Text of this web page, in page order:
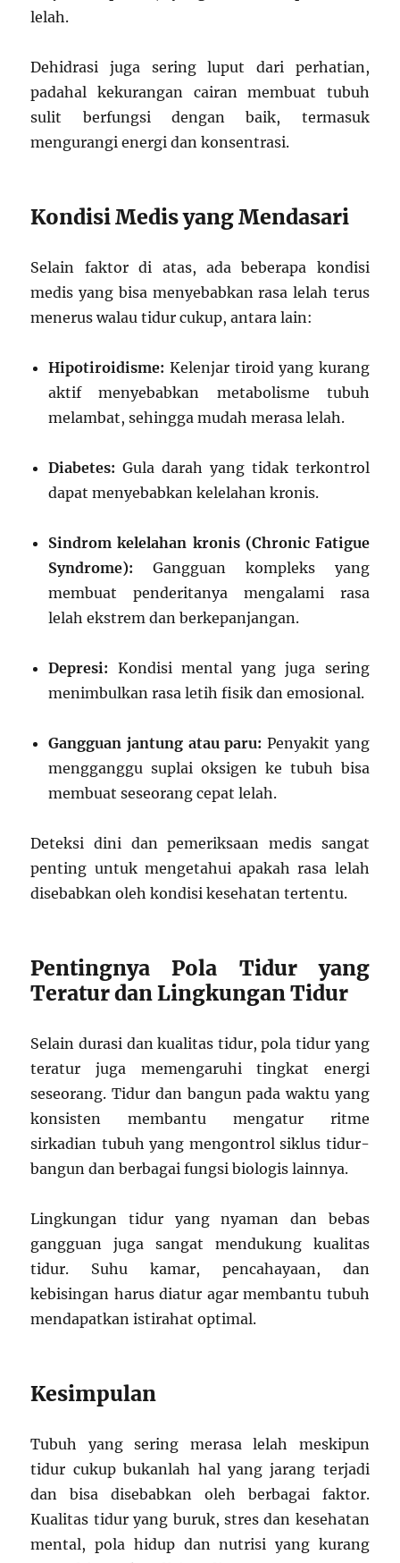
lelah.
Dehidrasi juga sering luput dari perhatian,
padahal kekurangan cairan membuat tubuh
sulit berfungsi dengan baik, termasuk
mengurangi energi dan konsentrasi.
Kondisi Medis yang Mendasari
Selain faktor di atas, ada beberapa kondisi
medis yang bisa menyebabkan rasa lelah terus
menerus walau tidur cukup, antara lain:
Hipotiroidisme: Kelenjar tiroid yang kurang
aktif menyebabkan metabolisme tubuh
melambat, sehingga mudah merasa lelah.
Diabetes: Gula darah yang tidak terkontrol
dapat menyebabkan kelelahan kronis.
Sindrom kelelahan kronis (Chronic Fatigue
Syndrome): Gangguan kompleks yang
membuat penderitanya mengalami rasa
lelah ekstrem dan berkepanjangan.
Depresi: Kondisi mental yang juga sering
menimbulkan rasa letih fisik dan emosional.
Gangguan jantung atau paru: Penyakit yang
mengganggu suplai oksigen ke tubuh bisa
membuat seseorang cepat lelah.
Deteksi dini dan pemeriksaan medis sangat
penting untuk mengetahui apakah rasa lelah
disebabkan oleh kondisi kesehatan tertentu.
Pentingnya Pola Tidur yang
Teratur dan Lingkungan Tidur
Selain durasi dan kualitas tidur, pola tidur yang
teratur juga memengaruhi tingkat energi
seseorang. Tidur dan bangun pada waktu yang
konsisten membantu mengatur ritme
sirkadian tubuh yang mengontrol siklus tidur-
bangun dan berbagai fungsi biologis lainnya.
Lingkungan tidur yang nyaman dan bebas
gangguan juga sangat mendukung kualitas
tidur. Suhu kamar, pencahayaan, dan
kebisingan harus diatur agar membantu tubuh
mendapatkan istirahat optimal.
Kesimpulan
Tubuh yang sering merasa lelah meskipun
tidur cukup bukanlah hal yang jarang terjadi
dan bisa disebabkan oleh berbagai faktor.
Kualitas tidur yang buruk, stres dan kesehatan
mental, pola hidup dan nutrisi yang kurang